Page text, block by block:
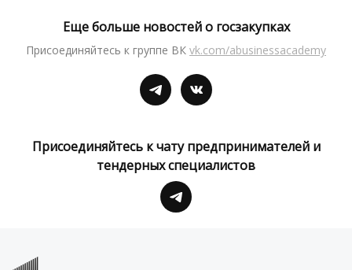
Еще больше новостей о госзакупках
Присоединяйтесь к группе ВК vk.com/abusinessacademy
Присоединяйтесь к чату предпринимателей и
тендерных специалистов